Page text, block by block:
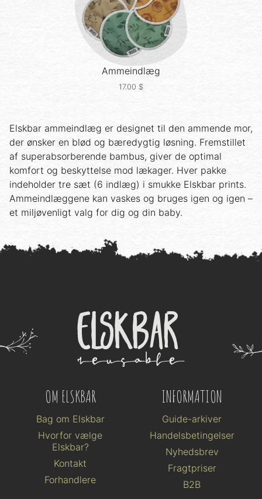
Ammeindlæg
17.00 $
Elskbar ammeindlæg er designet til den ammende mor,
der ønsker en blød og bæredygtig løsning. Fremstillet
af superabsorberende bambus, giver de optimal
komfort og beskyttelse mod lækager. Hver pakke
indeholder tre sæt (6 indlæg) i smukke Elskbar prints.
Ammeindlæggene kan vaskes og bruges igen og igen –
et miljøvenligt valg for dig og din baby.
OM ELSKBAR
Bag om Elskbar
Hvorfor vælge
Elskbar?
Kontakt
Forhandlere
INFORMATION
Guide-arkiver
Handelsbetingelser
Nyhedsbrev
Fragtpriser
B2B